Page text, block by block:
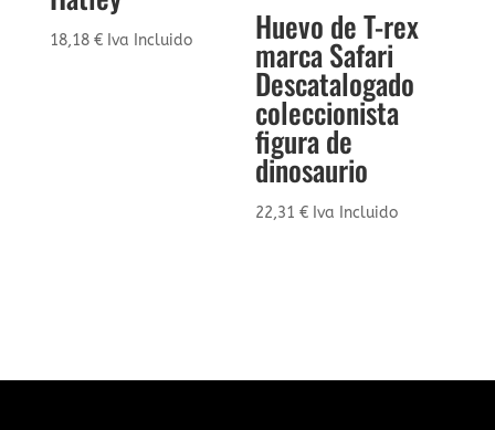
18,18 € Iva Incluido Huevo de T-rex
marca Safari
Descatalogado
coleccionista
figura de
dinosaurio
22,31€ Iva Incluido